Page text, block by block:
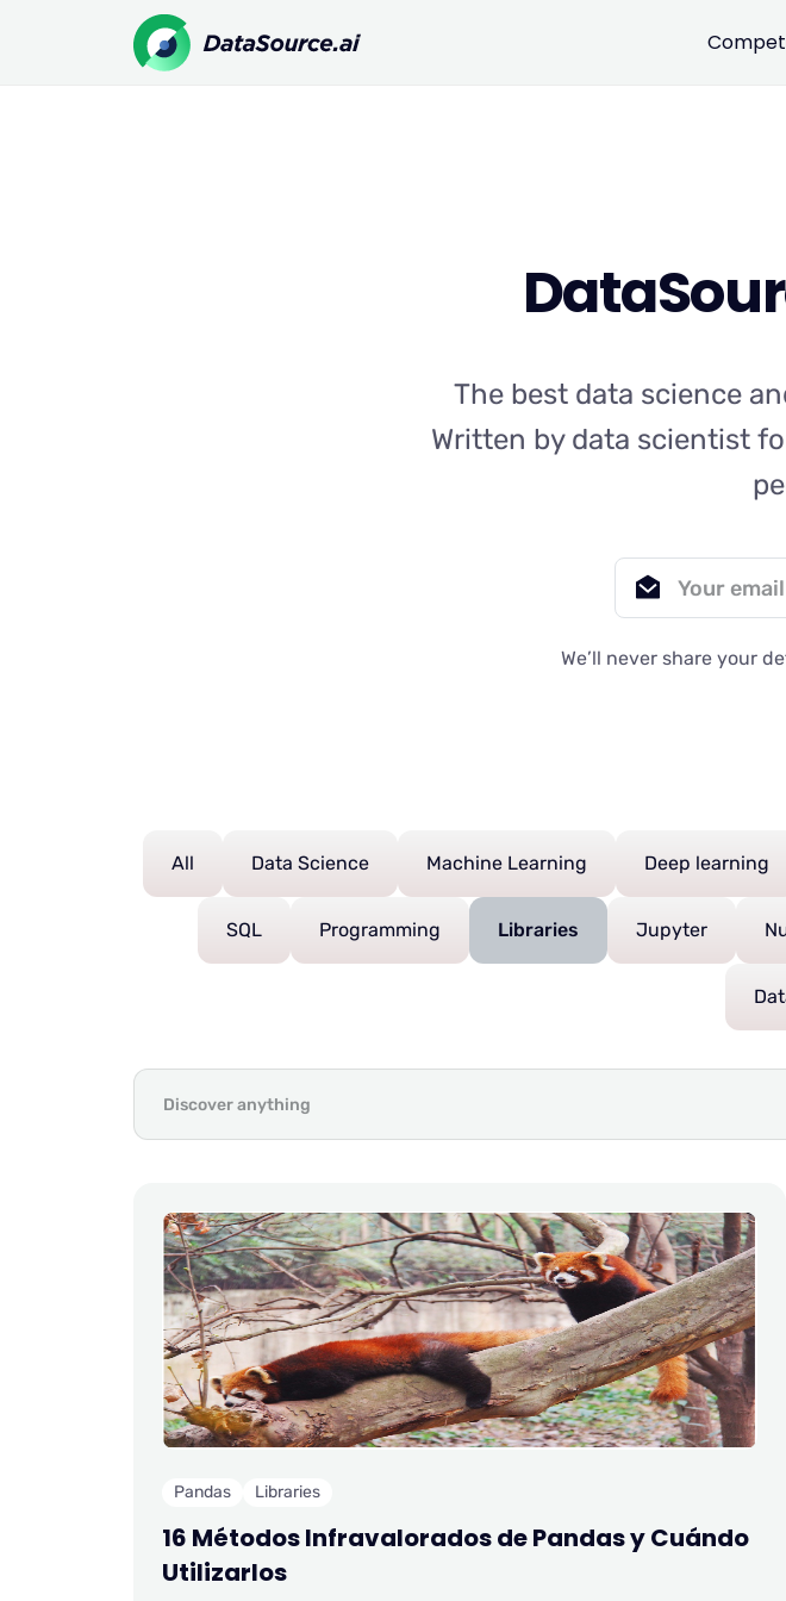
The best data science
Written by data scientist
We’ll never share your
All Data Science Machine Learning Deep learning
SQL Programming Libraries Jupyter
Pandas Libraries
16 Métodos Infravalorados de Pandas y Cuándo
Utilizarlos